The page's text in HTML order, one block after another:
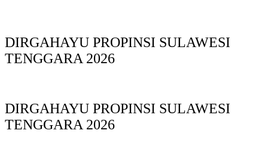
DIRGAHAYU PROPINSI SULAWESI
TENGGARA 2026
DIRGAHAYU PROPINSI SULAWESI
TENGGARA 2026